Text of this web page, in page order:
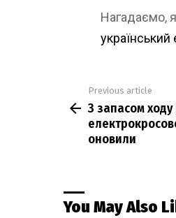
Нагадаємо,
український
more
Previous article
З запасом
оновили
You May Also